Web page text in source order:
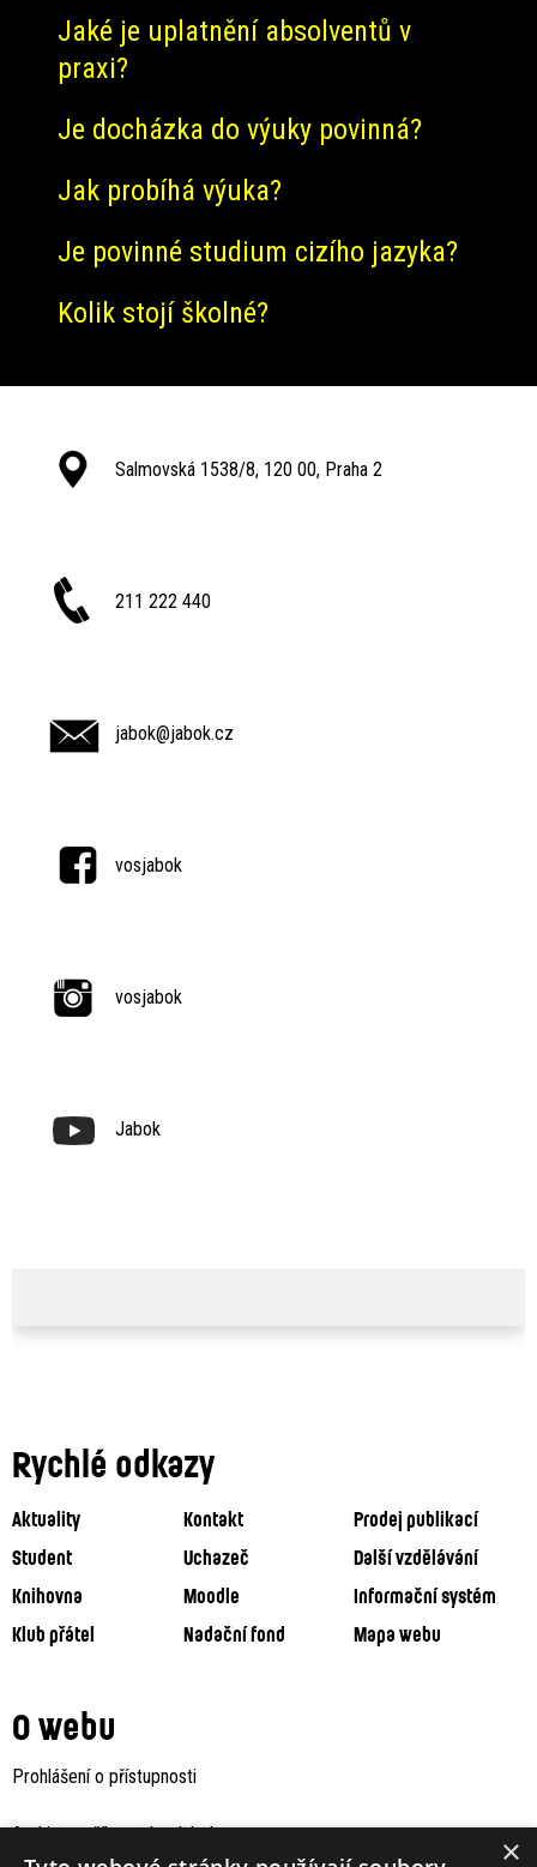
Jaké je uplatnění absolventů v
praxi?
Je docházka do výuky povinná?
Jak probíhá výuka?
Je povinné studium cizího jazyka?
Kolik stojí školné?
Salmovská 1538/8, 120 00, Praha 2
211 222 440
jabok@jabok.cz
vosjabok
vosjabok
Jabok
Rychlé odkazy
Aktuality Kontakt
Prodej publikací
Student
Uchazeč
Další vzdělávání
Knihovna
Moodle
Informační systém
Klub přátel
Nadační fond Mapa webu
O webu
Prohlášení o přístupnosti
Archiv staršího webu Jaboku ×